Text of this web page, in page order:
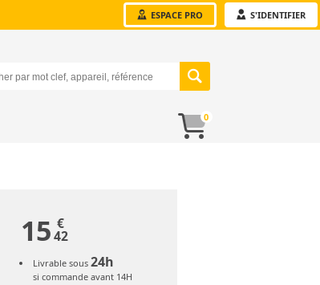
ESPACE PRO S'IDENTIFIER
0
15 €
42
Livrable sous 24h
si commande avant 14H